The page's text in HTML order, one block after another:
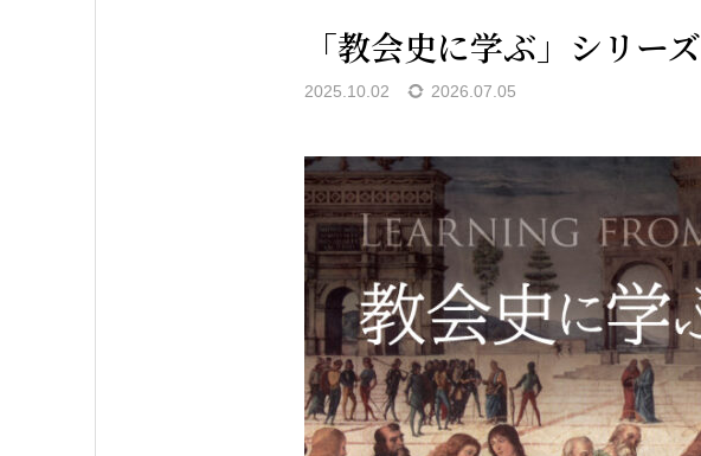
「教会史に学ぶ」シリーズ
2025.10.02 2026.07.05